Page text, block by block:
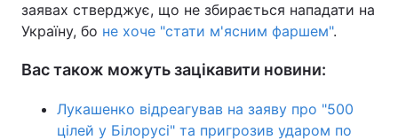
заявах стверджує, що не збирається нападати на
Україну, бо не хоче "стати м'ясним фаршем".
Вас також можуть зацікавити новини:
Лукашенко відреагував на заяву про "500
цілей у Білорусі" та пригрозив ударом по